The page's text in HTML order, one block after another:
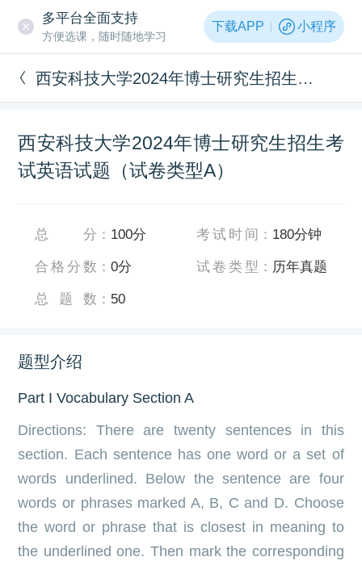
多平台全面支持
方便选课，随时随地学习
下载APP 小程序
西安科技大学2024年博士研究生招生考试英语试题（试卷类型A）
西安科技大学2024年博士研究生招生考
试英语试题（试卷类型A）
总分 ： 100分
合格分数 ：0分
总题数 ： 50
考试时间 ： 180分钟
试卷类型 ： 历年真题
题型介绍
Part I Vocabulary Section A
Directions: There are twenty sentences in this
section. Each sentence has one word or a set of
words underlined. Below the sentence are four
words or phrases marked A, B, C and D. Choose
the word or phrase that is closest in meaning to
the underlined one. Then mark the corresponding